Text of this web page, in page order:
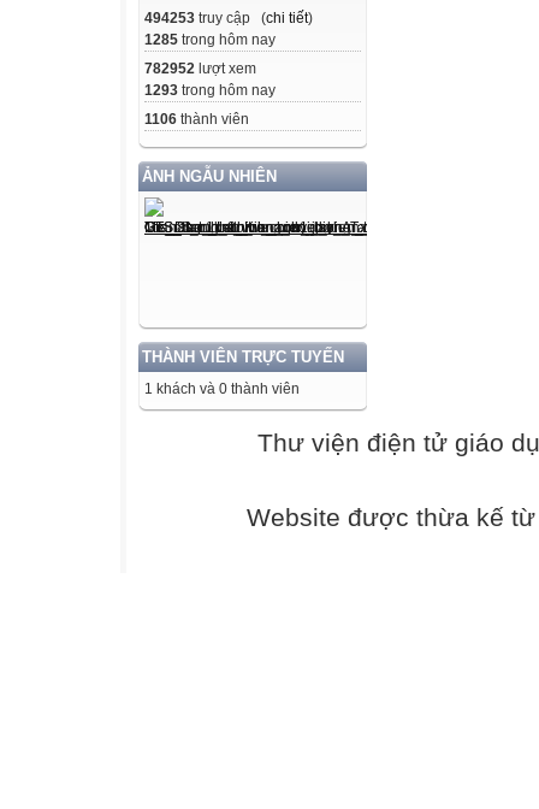
494253 truy cập (chi tiết)
1285 trong hôm nay
782952 lượt xem
1293 trong hôm nay
1106 thành viên
ẢNH NGẪU NHIÊN
THÀNH VIÊN TRỰC TUYẾN
1 khách và 0 thành viên
b) Nội dung
d) Tổ chứchoạt
Thư viện điện tử giáo
Website được thừa kế